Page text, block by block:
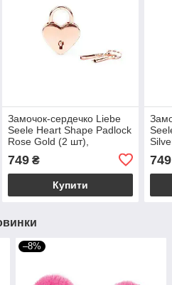
Замочок-сердечко Liebe
Seele Heart Shape Padlock
Rose Gold (2 шт),
749₴
Купити
749
–8%